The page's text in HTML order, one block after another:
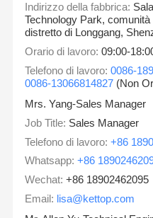
Indirizzo della fabbrica:
Technology Park,
distretto di Longgang,
Orario di lavoro: 09:00-
Telefono di lavoro: 0086-
0086-13066814827 (Non
Mrs. Yang-Sales Manager
Job Title: Sales Manager
Telefono di lavoro: +86
Whatsapp: +86
Wechat: +86 18902462095
Email: lisa@kettop.com